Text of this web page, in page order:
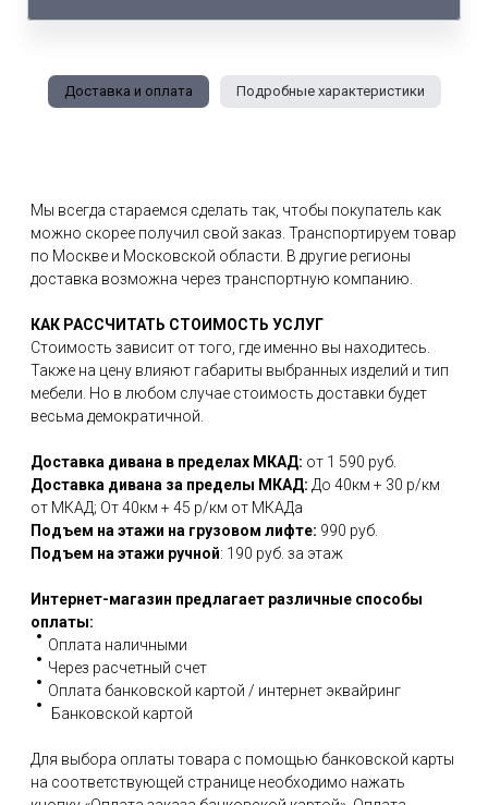
Доставка и оплата Подробные характеристики
Мы всегда стараемся сделать так, чтобы покупатель как
можно скорее получил свой заказ. Транспортируем товар
по Москве и Московской области. В другие регионы
доставка возможна через транспортную компанию.
КАК РАССЧИТАТЬ СТОИМОСТЬ УСЛУГ
Стоимость зависит от того, где именно вы находитесь.
Также на цену влияют габариты выбранных изделий и тип
мебели. Но в любом случае стоимость доставки будет
весьма демократичной.
Доставка дивана в пределах МКАД: от 1 590 руб.
Доставка дивана за пределы МКАД: До 40км + 30 р/км
от МКАД; От 40км + 45 р/км от МКАДа
Подъем на этажи на грузовом лифте: 990 руб.
Подъем на этажи ручной: 190 руб. за этаж
Интернет-магазин предлагает различные способы
оплаты:
Оплата наличными
Через расчетный счет
Оплата банковской картой / интернет эквайринг
Банковской картой
Для выбора оплаты товара с помощью банковской карты
на соответствующей странице необходимо нажать